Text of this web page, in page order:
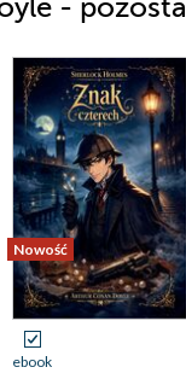
-
Nowość
ebook